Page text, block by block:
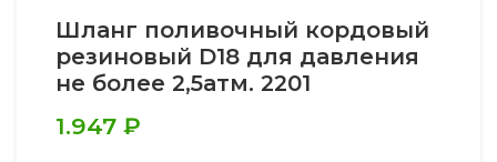
Шланг поливочный кордовый
резиновый D18 для давления
не более 2,5атм. 2201
1.947 ₽